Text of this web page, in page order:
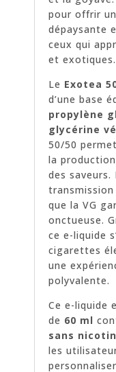
pour offrir
dépaysante
ceux qui
et exotiques.
Le Exotea
d’une base
propylène
glycérine
50/50
la
des saveurs.
que la VG
onctueuse.
ce e-liquide
cigarettes
une
polyvalente.
Ce e-liquide
de 60 ml
sans
les